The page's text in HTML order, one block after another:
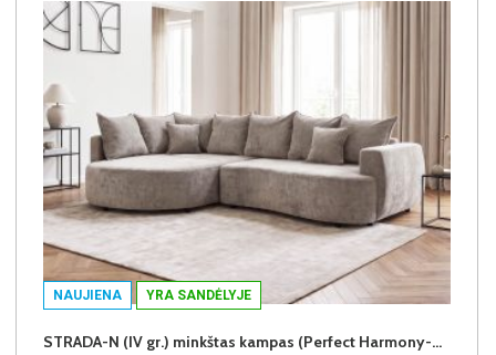
NAUJIENA YRA SANDĖLYJE
STRADA-N (IV gr.) minkštas kampas (Perfect Harmony-04) K